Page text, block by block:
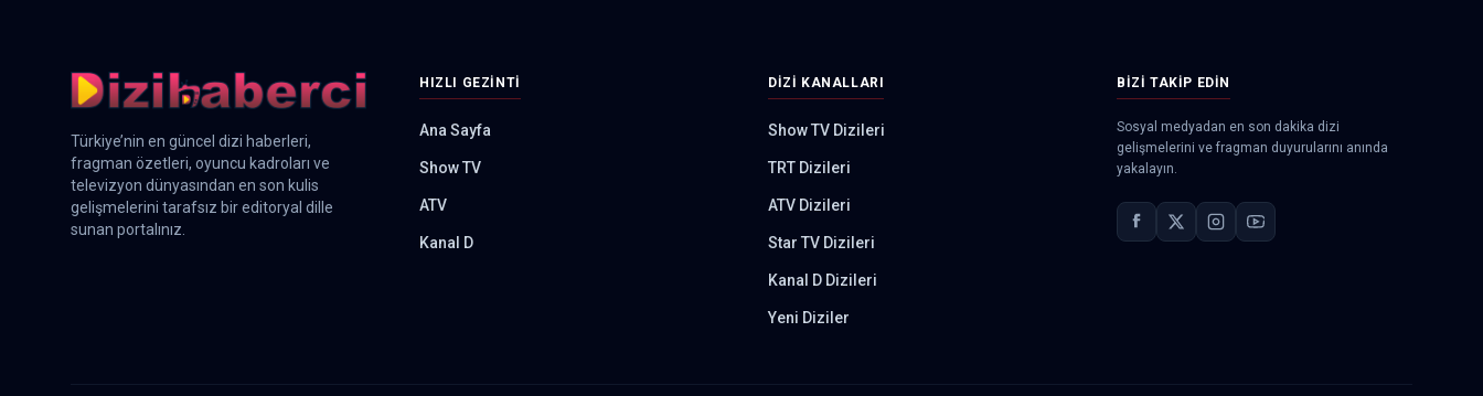
Türkiye’nin en güncel dizi haberleri,
fragman özetleri, oyuncu kadroları ve
televizyon dünyasından en son kulis
gelişmelerini tarafsız bir editoryal dille
sunan portalınız.
HIZLI GEZINTI
Ana Sayfa
Show TV
ATV
Kanal D
DIZI KANALLARI
Show TV Dizileri
TRT Dizileri
ATV Dizileri
Star TV Dizileri
Kanal D Dizileri
Yeni Diziler
BIZI TAKIP EDIN
Sosyal medyadan en son dakika dizi
gelişmelerini ve fragman duyurularını anında
yakalayın.